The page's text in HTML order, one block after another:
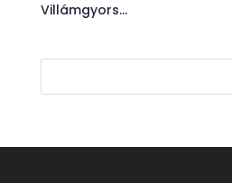
Villámgyors...